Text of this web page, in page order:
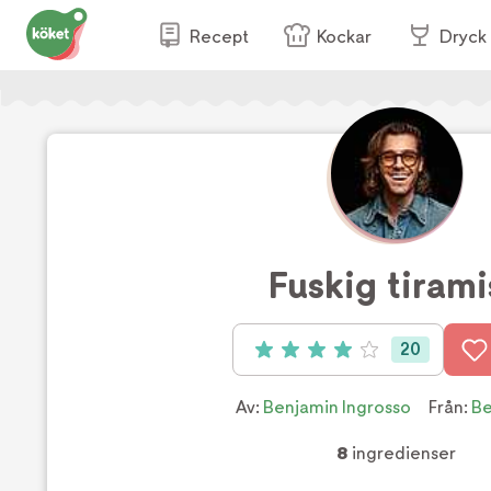
Recept Kockar Dryck
Fuskig
Betyg: 4 av 5 (20 röster)
20
Av: Benjamin Ingrosso Från:
8 ingredienser